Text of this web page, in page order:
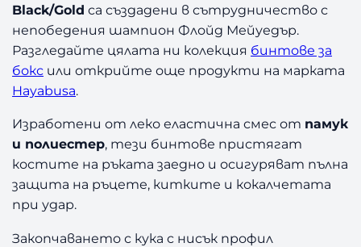
з
а
Б
о
с
M
a
y
e
a
Black/Gold са създадени в сътрудничество с
непобедения шампион Флойд Мейуедър.
Разгледайте цялата ни колекция бинтове за
бокс или открийте още продукти на марката
Hayabusa.
Изработени от леко еластична смес от памук
и полиестер, тези бинтове пристягат
костите на ръката заедно и осигуряват пълна
защита на ръцете, китките и кокалчетата
при удар.
Закопчаването с кука с нисък профил